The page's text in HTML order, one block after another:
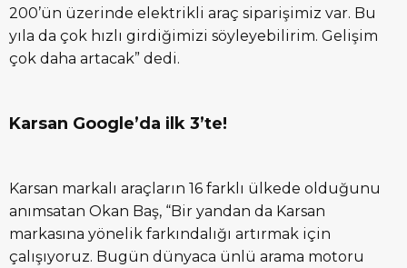
200’ün üzerinde elektrikli araç siparişimiz var. Bu
yıla da çok hızlı girdiğimizi söyleyebilirim. Gelişim
çok daha artacak” dedi.
Karsan Google’da ilk 3’te!
Karsan markalı araçların 16 farklı ülkede olduğunu
anımsatan Okan Baş, “Bir yandan da Karsan
markasına yönelik farkındalığı artırmak için
çalışıyoruz. Bugün dünyaca ünlü arama motoru